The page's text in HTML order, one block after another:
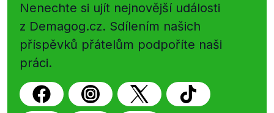
Nenechte si ujít nejnovější události
z Demagog.cz. Sdílením našich
příspěvků přátelům podpoříte naši
práci.